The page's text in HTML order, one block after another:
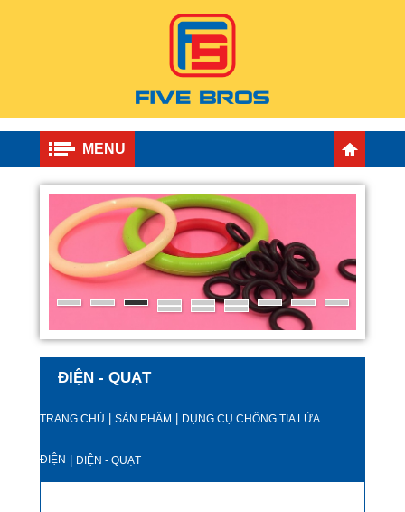
MENU
ĐIỆN - QUẠT
TRANG CHỦ SẢN PHẨM DỤNG CỤ CHỐNG TIA LỬA
ĐIỆN ĐIỆN - QUẠT